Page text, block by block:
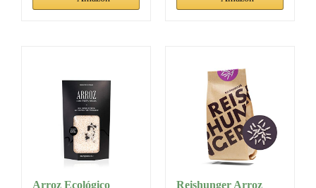
Arroz Ecológico
Reishunger Arroz